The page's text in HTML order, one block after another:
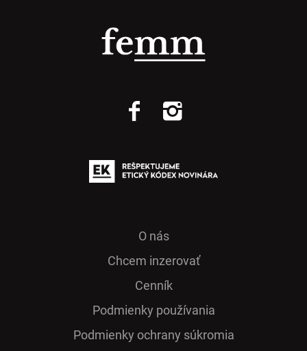
O nás
Chcem inzerovať
Cenník
Podmienky používania
Podmienky ochrany súkromia